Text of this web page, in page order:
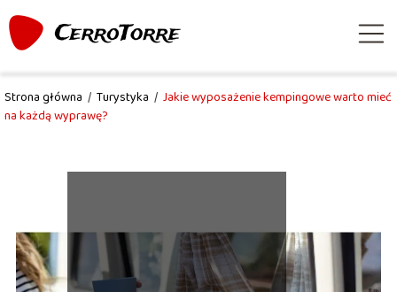
Strona główna / Turystyka / Jakie wyposażenie kempingowe warto mieć
na każdą wyprawę?